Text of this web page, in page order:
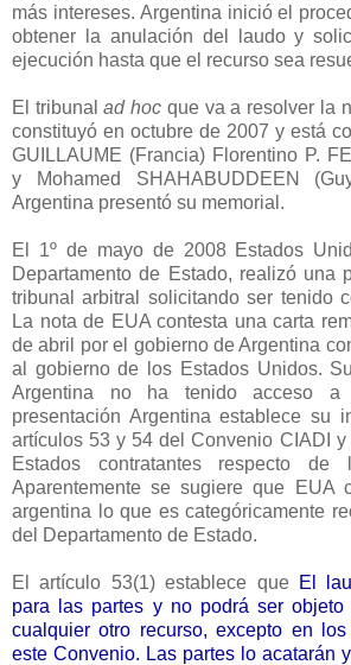
más intereses. Argentina inició el
obtener la anulación del laudo y
ejecución hasta que el recurso sea
El tribunalad hoc que va a resolver la
constituyó en octubre de 2007 y está
GUILLAUME (Francia) Florentino P.
y Mohamed SHAHABUDDEEN
Argentina presentó su memorial.
El 1º de mayo de 2008 Estados
Departamento de Estado, realizó una
tribunal arbitral solicitando ser tenido
La nota de EUA contesta una carta
de abril por el gobierno de Argentina
al gobierno de los Estados Unidos.
Argentina no ha tenido acceso
presentación Argentina establece su
artículos 53 y 54 del Convenio CIADI
Estados contratantes respecto de
Aparentemente se sugiere que EUA
argentina lo que es categóricamente
del Departamento de Estado.
El artículo 53(1) establece que El
para las partes y no podrá ser
cualquier otro recurso, excepto en
este Convenio. Las partes lo acatarán